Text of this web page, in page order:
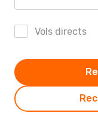
Vols directs